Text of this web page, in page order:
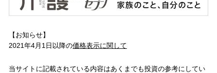
【お知らせ】
2021年4月1日以降の価格表示に関して
当サイトに記載されている内容はあくまでも投資の参考にしてい